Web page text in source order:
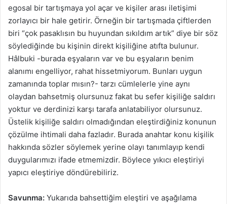
egosal bir tartışmaya yol açar ve kişiler arası iletişimi
zorlayıcı bir hale getirir. Örneğin bir tartışmada çiftlerden
biri “çok pasaklısın bu huyundan sıkıldım artık” diye bir söz
söylediğinde bu kişinin direkt kişiliğine atıfta bulunur.
Hâlbuki -burada eşyaların var ve bu eşyaların benim
alanımı engelliyor, rahat hissetmiyorum. Bunları uygun
zamanında toplar mısın?- tarzı cümlelerle yine aynı
olaydan bahsetmiş olursunuz fakat bu sefer kişiliğe saldırı
yoktur ve derdinizi karşı tarafa anlatabiliyor olursunuz.
Üstelik kişiliğe saldırı olmadığından eleştirdiğiniz konunun
çözülme ihtimali daha fazladır. Burada anahtar konu kişilik
hakkında sözler söylemek yerine olayı tanımlayıp kendi
duygularımızı ifade etmemizdir. Böylece yıkıcı eleştiriyi
yapıcı eleştiriye döndürebiliriz.
Savunma: Yukarıda bahsettiğim eleştiri ve aşağılama